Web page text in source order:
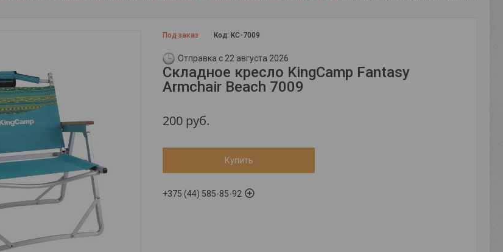
Под заказ Код: KC-7009
Отправка с 22 августа 2026
Складное кресло KingCamp Fantasy
Armchair Beach 7009
200 руб.
Купить
+375 (44) 585-85-92